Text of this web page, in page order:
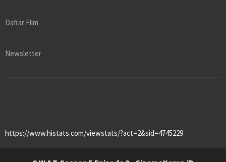
Daftar Film
Newsletter
https://www.histats.com/viewstats/?act=2&sid=4745229